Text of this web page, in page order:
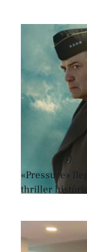
«Pressure»
thriller